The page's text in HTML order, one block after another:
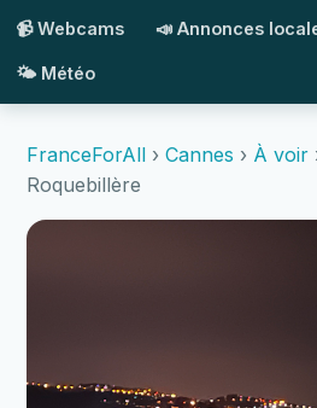
📹 Webcams 📣 Annonces
🌤️ Météo
FranceForAll › Cannes › À voir
Roquebillère